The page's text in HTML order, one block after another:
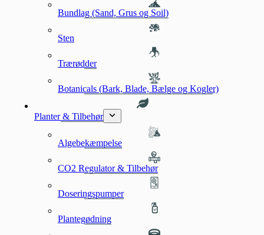
Bundlag (Sand, Grus og Soil)
Sten
Trærødder
Botanicals (Bark, Blade, Bælge og Kogler)
Planter & Tilbehør
Algebekæmpelse
CO2 Regulator & Tilbehør
Doseringspumper
Plantegødning